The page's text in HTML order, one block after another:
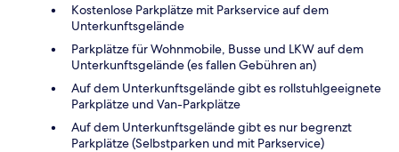
Kostenlose Parkplätze mit Parkservice auf dem
Unterkunftsgelände
Parkplätze für Wohnmobile, Busse und LKW auf dem
Unterkunftsgelände (es fallen Gebühren an)
Auf dem Unterkunftsgelände gibt es rollstuhlgeeignete
Parkplätze und Van-Parkplätze
Auf dem Unterkunftsgelände gibt es nur begrenzt
Parkplätze (Selbstparken und mit Parkservice)